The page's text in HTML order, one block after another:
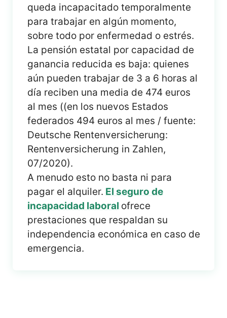
queda incapacitado temporalmente
para trabajar en algún momento,
sobre todo por enfermedad o estrés.
La pensión estatal por capacidad de
ganancia reducida es baja: quienes
aún pueden trabajar de 3 a 6 horas al
día reciben una media de 474 euros
al mes ((en los nuevos Estados
federados 494 euros al mes / fuente:
Deutsche Rentenversicherung:
Rentenversicherung in Zahlen,
07/2020).
A menudo esto no basta ni para
pagar el alquiler. El seguro de
incapacidad laboral ofrece
prestaciones que respaldan su
independencia económica en caso de
emergencia.